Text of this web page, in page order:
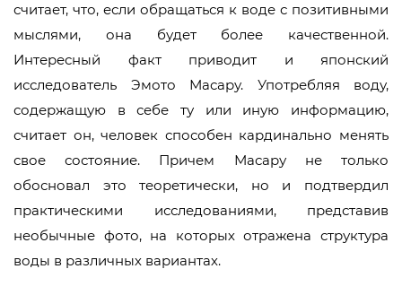
считает, что, если обращаться к воде с позитивными
мыслями, она будет более качественной.
Интересный факт приводит и японский
исследователь Эмото Масару. Употребляя воду,
содержащую в себе ту или иную информацию,
считает он, человек способен кардинально менять
свое состояние. Причем Масару не только
обосновал это теоретически, но и подтвердил
практическими исследованиями, представив
необычные фото, на которых отражена структура
воды в различных вариантах.